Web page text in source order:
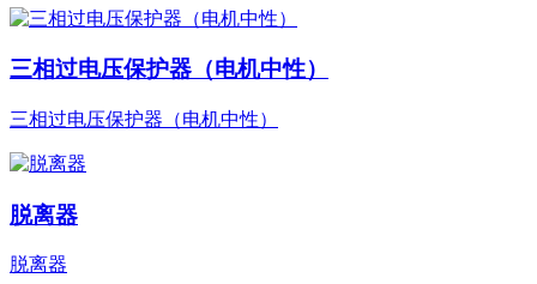
三相过电压保护器（电机中性）
三相过电压保护器（电机中性）
脱离器
脱离器